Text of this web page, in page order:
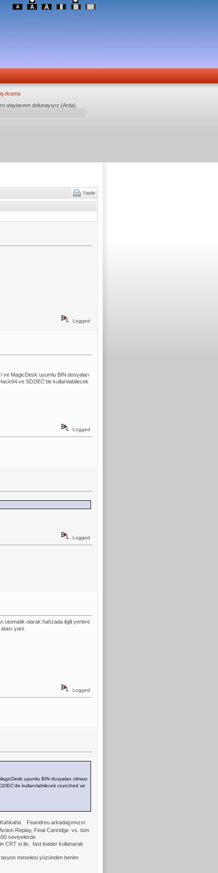
Arama
olaylarının dolunayıyız.(Arda)
Logged
MagicDesk uyumlu BIN dosyaları
ve SD2IEC'de kullanılabilecek
Logged
Logged
otomatik olarak hafızada ilgili yerlere
yani.
Logged
uyumlu BIN dosyaları olması
kullanılabilecek crunched ve
Feandreu arkadaşımızın
Replay, Final Cartridge vs. tüm
seviyelerde.
CRT si ile, fast loader kullanarak
meselesi yüzünden benim